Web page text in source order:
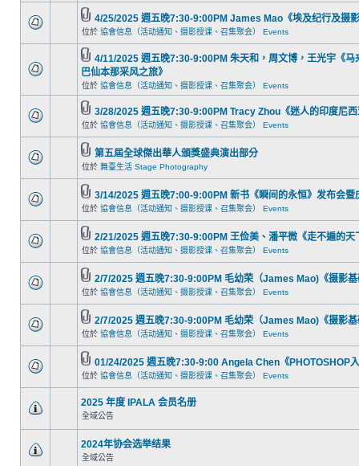
4/25/2025 週五晚7:30-9:00PM James Mao《埃及纪行及摄
位於 協會信息（活动通知、摄影授课、召集聚会） Events
4/11/2025 週五晚7:30-9:00PM 朱天和，周文博，王光宇《马
巴仙本那采风之旅》
位於 協會信息（活动通知、摄影授课、召集聚会） Events
3/28/2025 週五晚7:30-9:00PM Tracy Zhou《迷人的印度尼西
位於 協會信息（活动通知、摄影授课、召集聚会） Events
第五屆全球傑出華人頒獎盛典演出部分
位於 舞臺生活 Stage Photography
3/14/2025 週五晚7:00-9:00PM 新书《瞬间的永恒》发布会暨
位於 協會信息（活动通知、摄影授课、召集聚会） Events
2/21/2025 週五晚7:30-9:00PM 王俭美、潘平微《走不遍的天
位於 協會信息（活动通知、摄影授课、召集聚会） Events
2/7/2025 週五晚7:30-9:00PM 毛幼荣（James Mao)《摄影基
位於 協會信息（活动通知、摄影授课、召集聚会） Events
2/7/2025 週五晚7:30-9:00PM 毛幼荣（James Mao)《摄影基
位於 協會信息（活动通知、摄影授课、召集聚会） Events
01/24/2025 週五晚7:30-9:00 Angela Chen《PHOTOSHOP
位於 協會信息（活动通知、摄影授课、召集聚会） Events
2025 年度 IPALA 会员名册
全域公告
2024年协会选举结果
全域公告